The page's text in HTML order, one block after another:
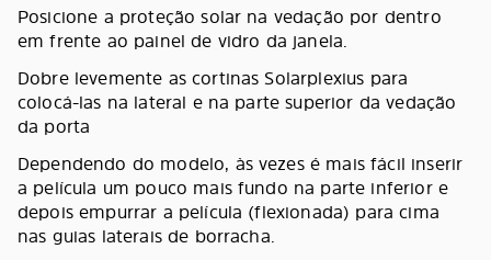
Posicione a proteção solar na vedação por dentro
em frente ao painel de vidro da janela.
Dobre levemente as cortinas Solarplexius para
colocá-las na lateral e na parte superior da vedação
da porta
Dependendo do modelo, às vezes é mais fácil inserir
a película um pouco mais fundo na parte inferior e
depois empurrar a película (flexionada) para cima
nas guias laterais de borracha.